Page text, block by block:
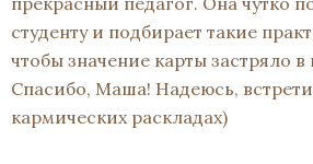
студенту и подбирает такие
чтобы значение карты застряло в
Спасибо, Маша! Надеюсь,
кармических раскладах)